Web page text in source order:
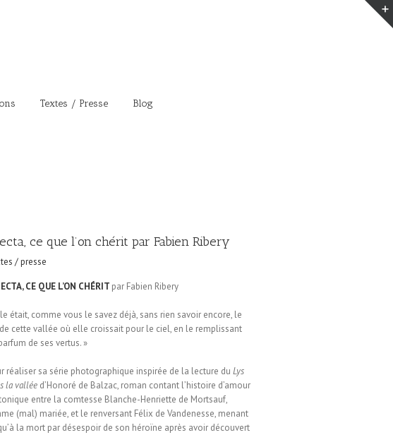
Textes / Presse Blog
ce que l’on chérit par Fabien Ribery
/ presse
CE QUE L’ON CHÉRIT par Fabien Ribery
était, comme vous le savez déjà, sans rien savoir encore, le
cette vallée où elle croissait pour le ciel, en le remplissant
de ses vertus. »
réaliser sa série photographique inspirée de la lecture du Lys
la vallée d’Honoré de Balzac, roman contant l’histoire d’amour
entre la comtesse Blanche-Henriette de Mortsauf,
(mal) mariée, et le renversant Félix de Vandenesse, menant
la mort par désespoir de son héroïne après avoir découvert